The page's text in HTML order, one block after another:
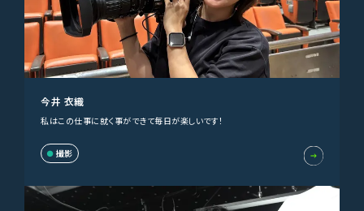
今井 衣織
私はこの仕事に就く事ができて毎日が楽しいです！
撮影